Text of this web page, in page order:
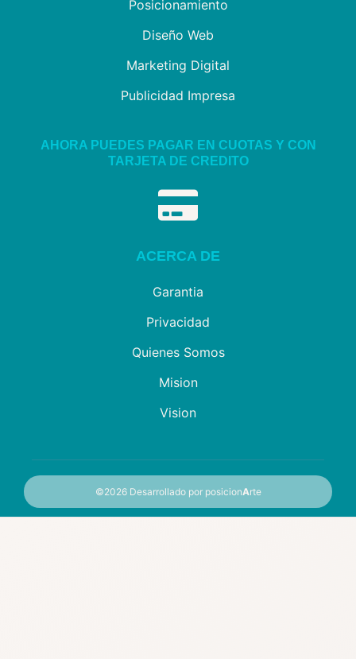
Posicionamiento
Diseño Web
Marketing Digital
Publicidad Impresa
AHORA PUEDES PAGAR EN CUOTAS Y CON
TARJETA DE CREDITO
ACERCA DE
Garantia
Privacidad
Quienes Somos
Mision
Vision
©2026 Desarrollado por posicionArte